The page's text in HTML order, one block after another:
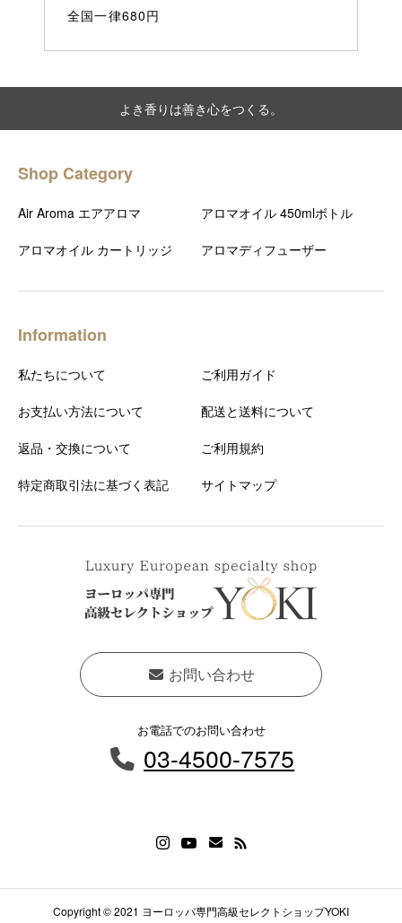
全国一律680円
よき香りは善き心をつくる。
Shop Category
Air Aroma エアアロマ アロマオイル 450mlボトル
アロマオイル カートリッジ アロマディフューザー
Information
私たちについて ご利用ガイド
お支払い方法について 配送と送料について
返品・交換について ご利用規約
特定商取引法に基づく表記 サイトマップ
お問い合わせ
お電話でのお問い合わせ
03-4500-7575
Copyright © 2021 ヨーロッパ専門高級セレクトショップYOKI